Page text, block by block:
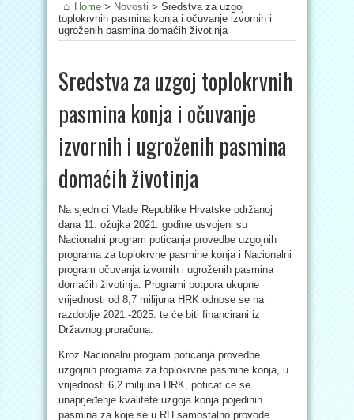
Home > Novosti > Sredstva za uzgoj
toplokrvnih pasmina konja i očuvanje izvornih i
ugroženih pasmina domaćih životinja
Sredstva za uzgoj toplokrvnih
pasmina konja i očuvanje
izvornih i ugroženih pasmina
domaćih životinja
Na sjednici Vlade Republike Hrvatske održanoj
dana 11. ožujka 2021. godine usvojeni su
Nacionalni program poticanja provedbe uzgojnih
programa za toplokrvne pasmine konja i Nacionalni
program očuvanja izvornih i ugroženih pasmina
domaćih životinja. Programi potpora ukupne
vrijednosti od 8,7 milijuna HRK odnose se na
razdoblje 2021.-2025. te će biti financirani iz
Državnog proračuna.
Kroz Nacionalni program poticanja provedbe
uzgojnih programa za toplokrvne pasmine konja, u
vrijednosti 6,2 milijuna HRK, poticat će se
unaprjeđenje kvalitete uzgoja konja pojedinih
pasmina za koje se u RH samostalno provode